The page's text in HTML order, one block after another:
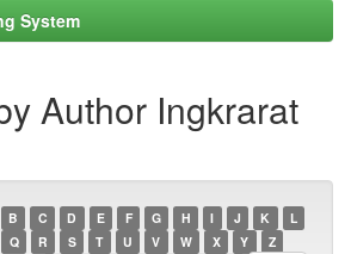
System
Author Ingkrarat
B C D E F G H I J K
L
Q R S T U V W X Y Z